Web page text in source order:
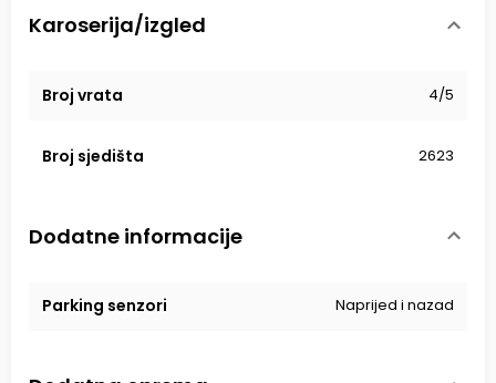
Karoserija/izgled
Broj vrata 4/5
Broj sjedišta 2623
Dodatne informacije
Parking senzori Naprijed i nazad